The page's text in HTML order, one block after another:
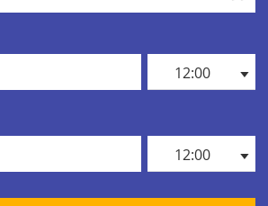
Clear
12:00
12:00